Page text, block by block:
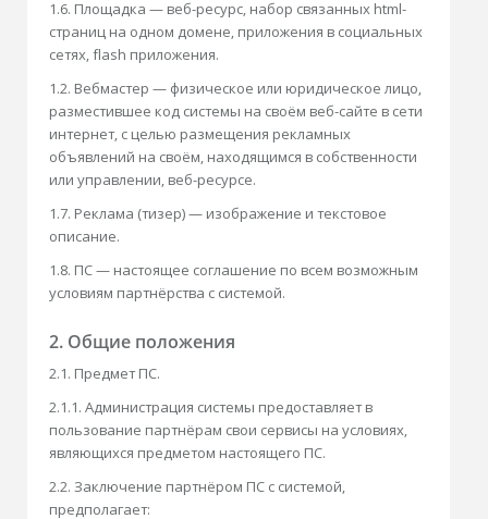
1.6. Площадка — веб-ресурс, набор связанных html-
страниц на одном домене, приложения в социальных
сетях, flash приложения.
1.2. Вебмастер — физическое или юридическое лицо,
разместившее код системы на своём веб-сайте в сети
интернет, с целью размещения рекламных
объявлений на своём, находящимся в собственности
или управлении, веб-ресурсе.
1.7. Реклама (тизер) — изображение и текстовое
описание.
1.8. ПС — настоящее соглашение по всем возможным
условиям партнёрства с системой.
2. Общие положения
2.1. Предмет ПС.
2.1.1. Администрация системы предоставляет в
пользование партнёрам свои сервисы на условиях,
являющихся предметом настоящего ПС.
2.2. Заключение партнёром ПС с системой,
предполагает: